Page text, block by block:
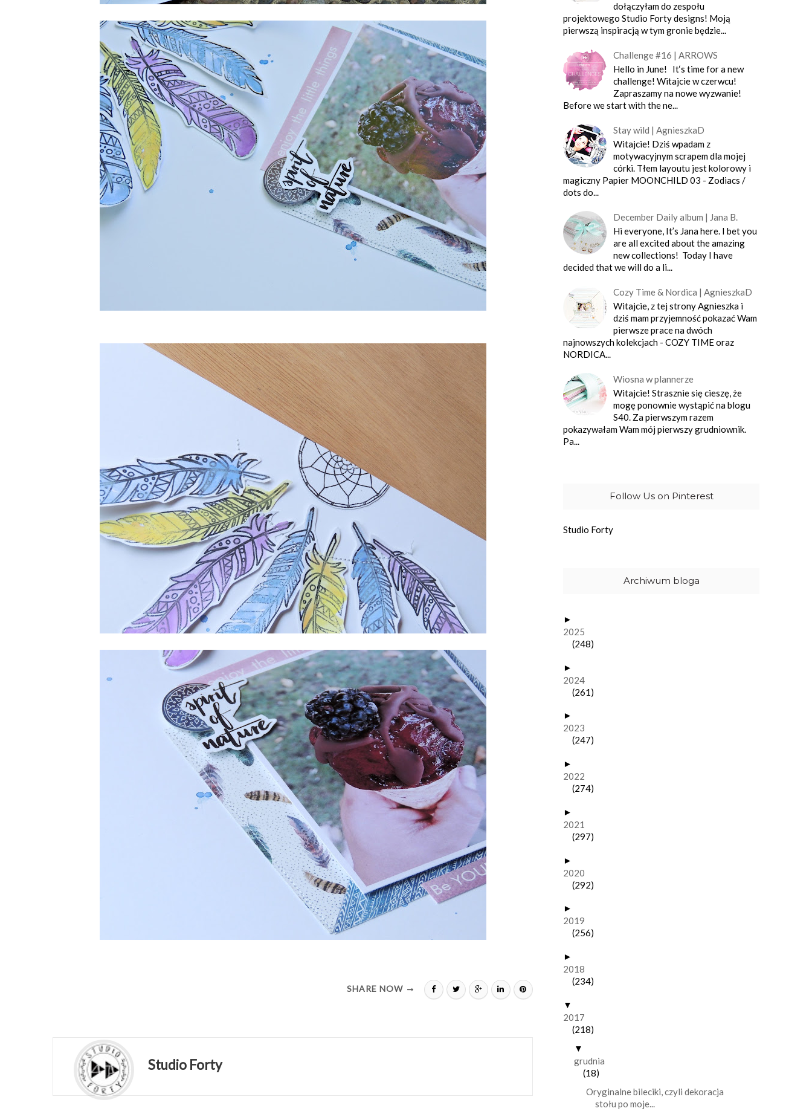
SHARE NOW
Studio Forty
dołączyłam do zespołu
projektowego Studio Forty designs! Moją
pierwszą inspiracją w tym gronie będzie...
Challenge #16 | ARROWS
Hello in June! It‘s time for a new
challenge! Witajcie w czerwcu!
Zapraszamy na nowe wyzwanie!
Before we start with the ne...
Stay wild | AgnieszkaD
Witajcie! Dziś wpadam z
motywacyjnym scrapem dla mojej
córki. Tłem layoutu jest kolorowy i
magiczny Papier MOONCHILD 03 - Zodiacs /
dots do...
December Daily album | Jana B.
Hi everyone, It’s Jana here. I bet you
are all excited about the amazing
new collections! Today I have
decided that we will do a li...
Cozy Time & Nordica | AgnieszkaD
Witajcie, z tej strony Agnieszka i
dziś mam przyjemność pokazać Wam
pierwsze prace na dwóch
najnowszych kolekcjach - COZY TIME oraz
NORDICA...
Wiosna w plannerze
Witajcie! Strasznie się cieszę, że
mogę ponownie wystąpić na blogu
S40. Za pierwszym razem
pokazywałam Wam mój pierwszy grudniownik.
Pa...
Follow Us on Pinterest
Studio Forty
Archiwum bloga
►
2025
(248)
►
2024
(261)
►
2023
(247)
►
2022
(274)
►
2021
(297)
►
2020
(292)
►
2019
(256)
►
2018
(234)
▼
2017
(218)
▼
grudnia
(18)
Oryginalne bileciki, czyli dekoracja
stołu po moje...